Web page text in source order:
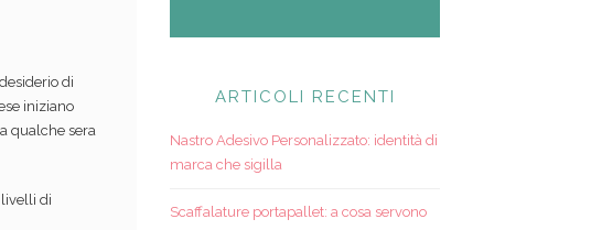
di
iniziano
qualche sera
livelli di
ARTICOLI RECENTI
Nastro Adesivo Personalizzato: identità di
marca che sigilla
Scaffalature portapallet: a cosa servono